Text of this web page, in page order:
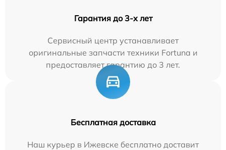
Гарантия до 3-х лет
Сервисный центр устанавливает
оригинальные запчасти техники Fortuna и
предоставляет гарантию до 3 лет.
Бесплатная доставка
Наш курьер в Ижевске бесплатно доставит